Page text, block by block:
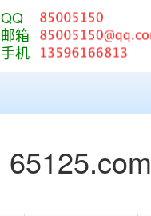
QQ
邮箱
手机
65125.com